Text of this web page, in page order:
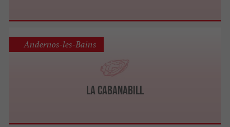
La Cabanabill
Andernos-les-Bains